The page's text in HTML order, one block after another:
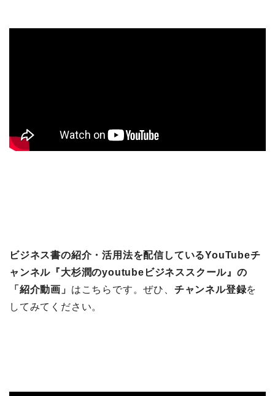
ビジネス書の紹介・活用法を配信しているYouTubeチ
ャンネル『大杉潤のyoutubeビジネススクール』の
「紹介動画」 はこちらです。ぜひ、 チャンネル登録を
してみてください。